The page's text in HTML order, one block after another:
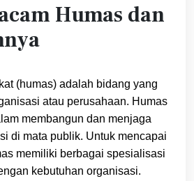
Humas dan
(humas) adalah bidang yang
atau perusahaan. Humas
membangun dan menjaga
di mata publik. Untuk mencapai
memiliki berbagai spesialisasi
kebutuhan organisasi.